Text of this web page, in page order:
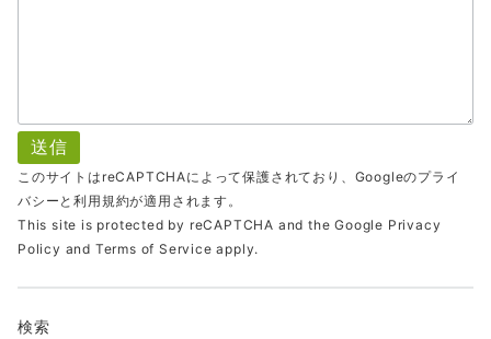
このサイトはreCAPTCHAによって保護されており、Googleのプライ
バシー と利用規約が適用されます。
This site is protected by reCAPTCHA and the Google Privacy
Policy and Terms of Service apply.
検索